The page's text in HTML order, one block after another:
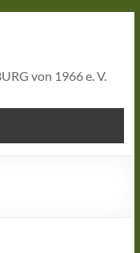
von 1966 e. V.